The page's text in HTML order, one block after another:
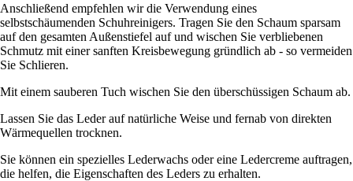
Anschließend empfehlen wir die Verwendung eines
selbstschäumenden Schuhreinigers. Tragen Sie den Schaum sparsam
auf den gesamten Außenstiefel auf und wischen Sie verbliebenen
Schmutz mit einer sanften Kreisbewegung gründlich ab - so vermeiden
Sie Schlieren.
Mit einem sauberen Tuch wischen Sie den überschüssigen Schaum ab.
Lassen Sie das Leder auf natürliche Weise und fernab von direkten
Wärmequellen trocknen.
Sie können ein spezielles Lederwachs oder eine Ledercreme auftragen,
die helfen, die Eigenschaften des Leders zu erhalten.